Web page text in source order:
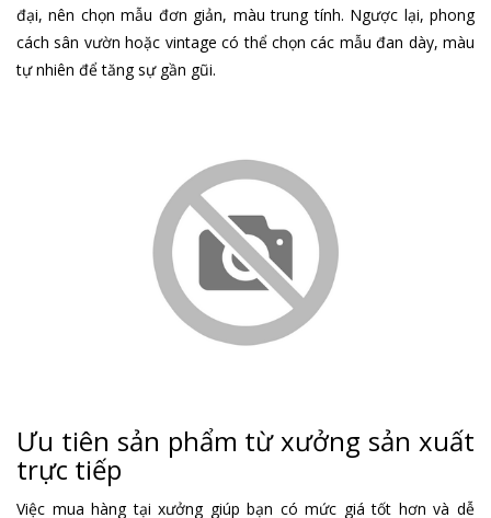
đại, nên chọn mẫu đơn giản, màu trung tính. Ngược lại, phong
cách sân vườn hoặc vintage có thể chọn các mẫu đan dày, màu
tự nhiên để tăng sự gần gũi.
Ưu tiên sản phẩm từ xưởng sản xuất
trực tiếp
Việc mua hàng tại xưởng giúp bạn có mức giá tốt hơn và dễ